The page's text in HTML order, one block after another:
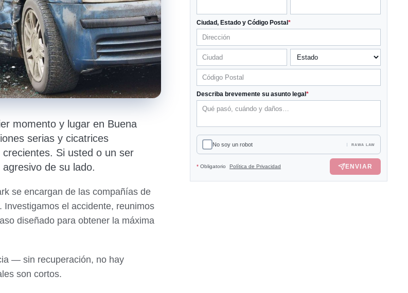
momento y lugar en Buena
serias y cicatrices
Si usted o un ser
de su lado.
se encargan de las compañías de
el accidente, reunimos
diseñado para obtener la máxima
— sin recuperación, no hay
son cortos.
Ciudad, Estado y Código Postal *
Describa brevemente su asunto legal *
No soy un robot RAWA LAW
* Obligatorio Política de Privacidad ENVIAR